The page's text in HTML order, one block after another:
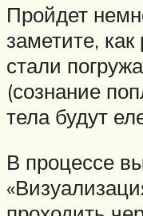
Пройдет
заметите,
стали
(сознание
тела будут
В процессе